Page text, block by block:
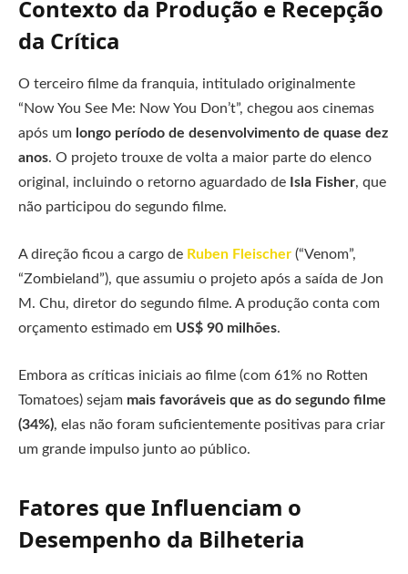
Contexto da Produção e Recepção
da Crítica
O terceiro filme da franquia, intitulado originalmente
“Now You See Me: Now You Don’t”, chegou aos cinemas
após um longo período de desenvolvimento de quase dez
anos. O projeto trouxe de volta a maior parte do elenco
original, incluindo o retorno aguardado de Isla Fisher, que
não participou do segundo filme.
A direção ficou a cargo de Ruben Fleischer (“Venom”,
“Zombieland”), que assumiu o projeto após a saída de Jon
M. Chu, diretor do segundo filme. A produção conta com
orçamento estimado em US$ 90 milhões.
Embora as críticas iniciais ao filme (com 61% no Rotten
Tomatoes) sejam mais favoráveis que as do segundo filme
(34%), elas não foram suficientemente positivas para criar
um grande impulso junto ao público.
Fatores que Influenciam o
Desempenho da Bilheteria